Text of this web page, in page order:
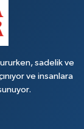
sadelik ve
ve insanlara